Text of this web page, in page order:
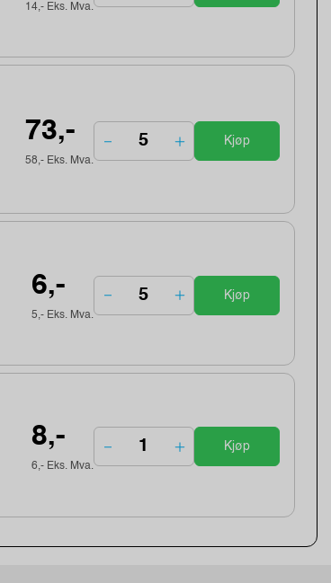
14,- Eks. Mva.
73,-
58,- Eks. Mva.
Kjøp
6,-
5,- Eks. Mva.
Kjøp
8,-
6,- Eks. Mva.
Kjøp